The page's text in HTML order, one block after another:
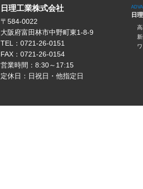
日理工業株式会社
〒584-0022
大阪府富田林市中野町東1-8-9
TEL：0721-26-0151
FAX：0721-26-0154
営業時間：8:30～17:15
定休日：日祝日・他指定日
日